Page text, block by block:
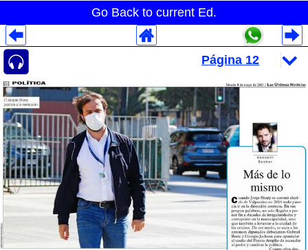
Go Back to current Ed.
Despliegues Analytics
Despliegues Totales
Despliegues por Rubros